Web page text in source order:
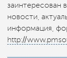
заинтересован
новости,
информация,
http://